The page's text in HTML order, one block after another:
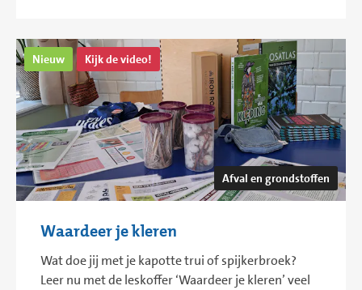
Nieuw Kijk de video!
Afval en grondstoffen
Waardeer je kleren
Wat doe jij met je kapotte trui of spijkerbroek?
Leer nu met de leskoffer ‘Waardeer je kleren’ veel